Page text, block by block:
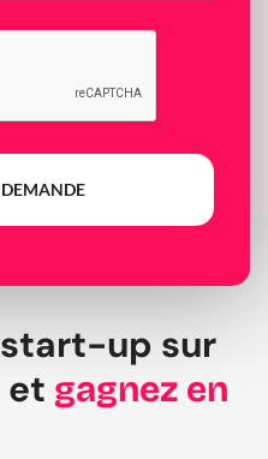
up sur
et gagnez en